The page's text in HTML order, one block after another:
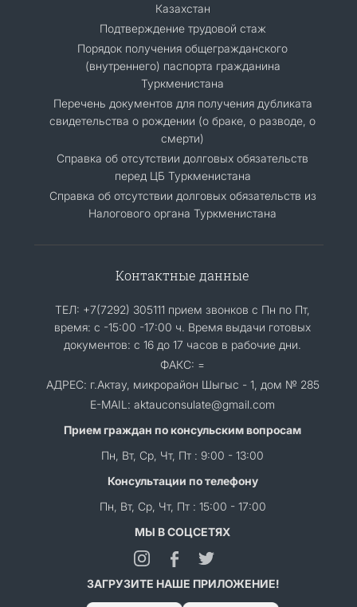
Казахстан
Подтверждение трудовой стаж
Порядок получения общегражданского
(внутреннего) паспорта гражданина
Туркменистана
Перечень документов для получения дубликата
свидетельства о рождении (о браке, о разводе, о
смерти)
Справка об отсутствии долговых обязательств
перед ЦБ Туркменистана
Справка об отсутствии долговых обязательств из
Налогового органа Туркменистана
Контактные данные
ТЕЛ: +7(7292) 305111 прием звонков с Пн по Пт,
время: с -15:00 -17:00 ч. Время выдачи готовых
документов: с 16 до 17 часов в рабочие дни.
ФАКС: =
АДРЕС: г.Актау, микрорайон Шыгыс - 1, дом № 285
E-MAIL: aktauconsulate@gmail.com
Прием граждан по консульским вопросам
Пн, Вт, Ср, Чт, Пт : 9:00 - 13:00
Консультации по телефону
Пн, Вт, Ср, Чт, Пт : 15:00 - 17:00
МЫ В СОЦСЕТЯХ
ЗАГРУЗИТЕ НАШЕ ПРИЛОЖЕНИЕ!